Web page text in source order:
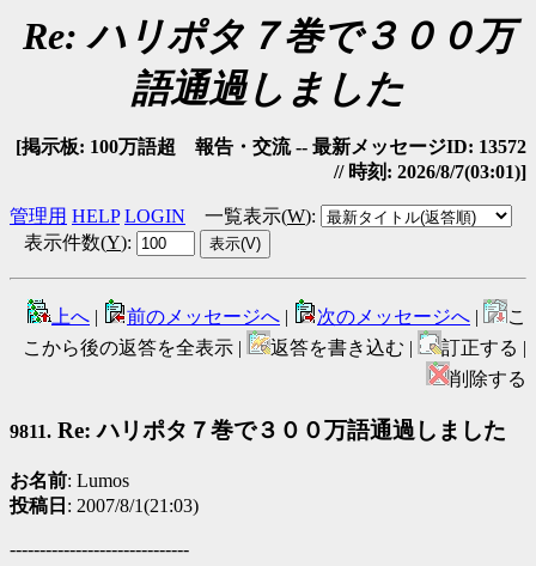
Re: ハリポタ７巻で３００万
語通過しました
[掲示板: 100万語超 報告・交流 -- 最新メッセージID: 13572
// 時刻: 2026/8/7(03:01)]
管理用 HELP LOGIN 一覧表示(W):
表示件数(Y):
上へ | 前のメッセージへ | 次のメッセージへ |
こ
こから後の返答を全表示 |
返答を書き込む |
訂正する |
削除する
9811. Re: ハリポタ７巻で３００万語通過しました
お名前: Lumos
投稿日 : 2007/8/1(21:03)
------------------------------